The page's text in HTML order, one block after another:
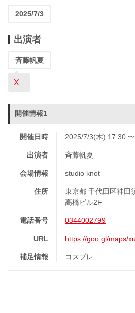
2025/7/3
出演者
斉藤帆夏
X
開催情報1
開催日時 2025/7/3(木) 17:30 〜
出演者 斉藤帆夏
会場情報 studio knot
住所
東京都 千代田区神田
高橋ビル2F
電話番号 0344002799
URL https://goo.gl/maps/
補足情報 コスプレ